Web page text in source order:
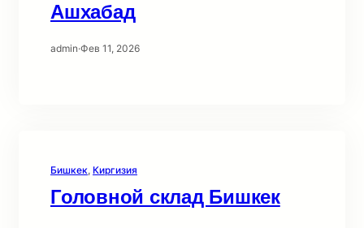
Ашхабад
admin·Фев 11, 2026
Бишкек, Киргизия
Головной склад Бишкек